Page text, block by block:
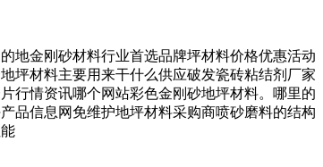
金刚砂材料行业首选品牌坪材料价格优惠活动
坪材料主要用来干什么供应破发瓷砖粘结剂厂家
行情资讯哪个网站彩色金刚砂地坪材料。哪里的
品信息网免维护地坪材料采购商喷砂磨料的结构